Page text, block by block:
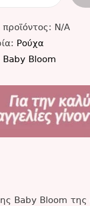
N/A
Ρούχα
Baby Bloom
Baby Bloom